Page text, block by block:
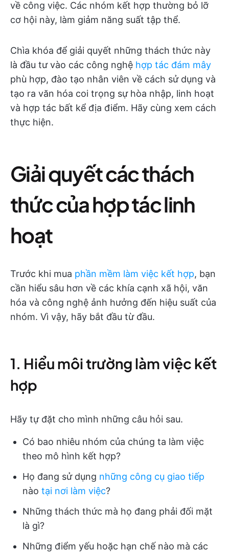
về công việc. Các nhóm kết hợp thường bỏ lỡ
cơ hội này, làm giảm năng suất tập thể.
Chìa khóa để giải quyết những thách thức này
là đầu tư vào các công nghệ hợp tác đám mây
phù hợp, đào tạo nhân viên về cách sử dụng và
tạo ra văn hóa coi trọng sự hòa nhập, linh hoạt
và hợp tác bất kể địa điểm. Hãy cùng xem cách
thực hiện.
Giải quyết các thách
thức của hợp tác linh
hoạt
Trước khi mua phần mềm làm việc kết hợp, bạn
cần hiểu sâu hơn về các khía cạnh xã hội, văn
hóa và công nghệ ảnh hưởng đến hiệu suất của
nhóm. Vì vậy, hãy bắt đầu từ đầu.
1. Hiểu môi trường làm việc kết
hợp
Hãy tự đặt cho mình những câu hỏi sau.
Có bao nhiêu nhóm của chúng ta làm việc
theo mô hình kết hợp?
Họ đang sử dụng những công cụ giao tiếp
nào tại nơi làm việc?
Những thách thức mà họ đang phải đối mặt
là gì?
Những điểm yếu hoặc hạn chế nào mà các